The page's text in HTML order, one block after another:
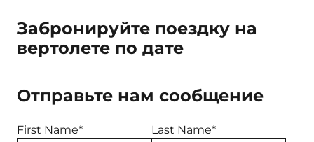
Забронируйте поездку на
вертолете по дате
Отправьте нам сообщение
First Name* Last Name*